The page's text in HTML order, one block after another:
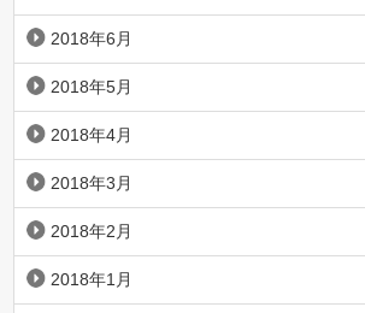
2018年6月
2018年5月
2018年4月
2018年3月
2018年2月
2018年1月